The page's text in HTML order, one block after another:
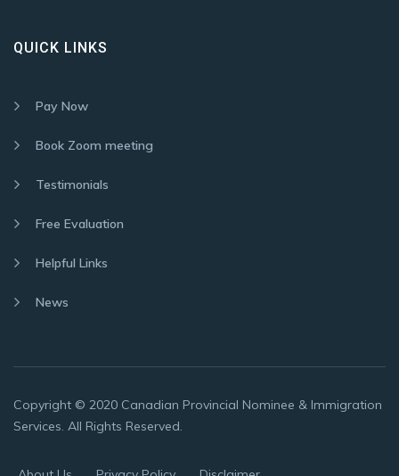
QUICK LINKS
Pay Now
Book Zoom meeting
Testimonials
Free Evaluation
Helpful Links
News
Copyright © 2020 Canadian Provincial Nominee & Immigration
Services. All Rights Reserved.